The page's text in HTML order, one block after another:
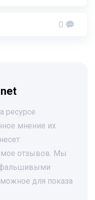
0
ресурсе
мнение их
отзывов. Мы
фальшивыми
для показа